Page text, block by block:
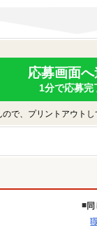
応募画面
1分で応募完
で、プリントアウトし